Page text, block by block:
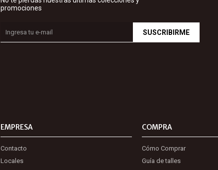
EMPRESA
Contacto
Locales
COMPRA
Cómo Comprar
Guía de talles
promociones
SUSCRIBIRME